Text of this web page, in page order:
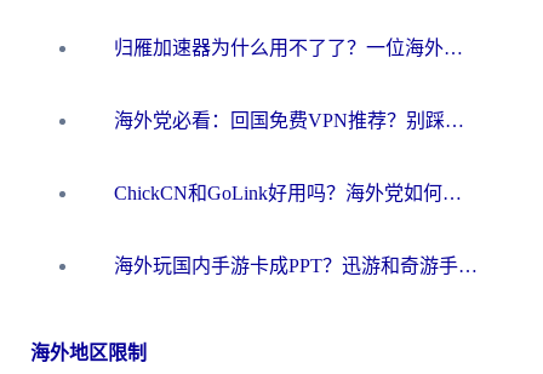
归雁加速器为什么用不了了？一位海外游子的真实困惑与技术解答
海外党必看：回国免费VPN推荐？别踩坑！教你选对加速器无缝刷国内资源
ChickCN和GoLink好用吗？海外党如何选对回国加速器
海外玩国内手游卡成PPT？迅游和奇游手游哪个好？一篇讲透回国加速器怎么选
海外地区限制